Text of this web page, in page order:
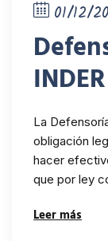
01/12/
La
obligación
hacer
que por ley
Leer más